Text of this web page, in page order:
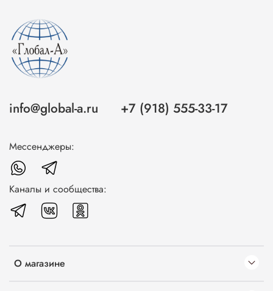
О магазине
info@global-a.ru +7 (918) 555-33-17
Мессенджеры:
Каналы и сообщества: